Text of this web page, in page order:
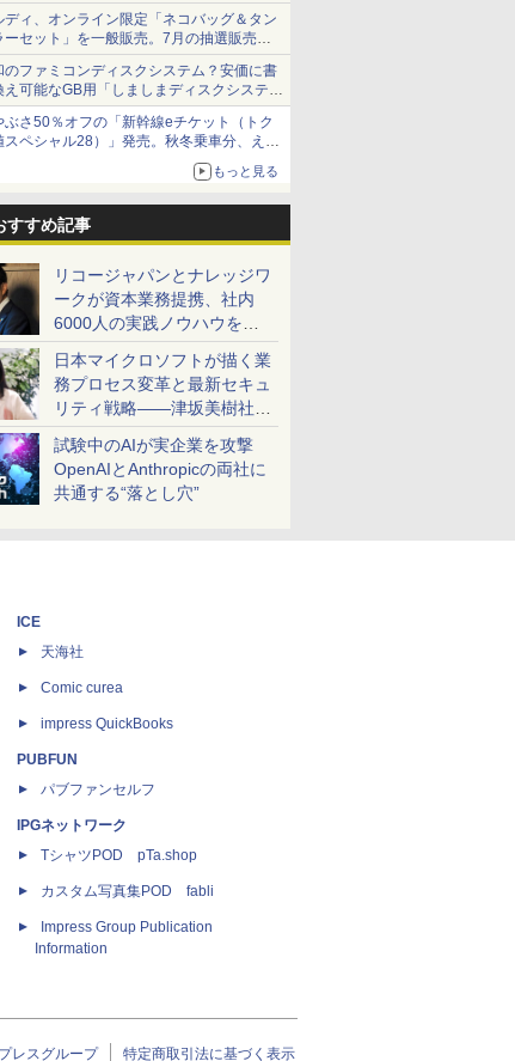
ディ、オンライン限定「ネコバッグ＆タン
ーセット」を一般販売。7月の抽選販売の
無効分
のファミコンディスクシステム？安価に書
え可能なGB用「しましまディスクシステ
ぶさ50％オフの「新幹線eチケット（トク
スペシャル28）」発売。秋冬乗車分、えき
もっと見る
すすめ記事
リコージャパンとナレッジワ
ークが資本業務提携、社内
6000人の実践ノウハウを生
かした「AI商談記録 for
RICOH」を展開へ
日本マイクロソフトが描く業
務プロセス変革と最新セキュ
リティ戦略――津坂美樹社長
が2027年度戦略を説明
試験中のAIが実企業を攻撃
OpenAIとAnthropicの両社に
共通する“落とし穴”
ICE
天海社
Comic curea
impress QuickBooks
PUBFUN
パブファンセルフ
IPGネットワーク
TシャツPOD pTa.shop
カスタム写真集POD fabli
Impress Group Publication
Information
レスグループ 特定商取引法に基づく表示